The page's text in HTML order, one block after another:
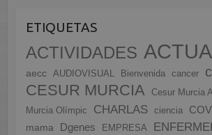
ETIQUETAS
ACTIVIDADES
aecc AUDIOVISUAL Bienvenida cancer
CESUR MURCIA Cesur Murcia
Murcia Olímpic
CHARLAS ciencia
mama
Dgenes EMPRESA